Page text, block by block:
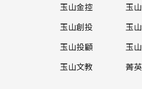
系 長谷電
報四、邀請參與對
經營管理階層，及
參加。五、報名方
07-5252000 #
http://
時間 活動
主持人
玉山金控
玉
玉山創投
玉
玉山投顧
玉
玉山文教
菁